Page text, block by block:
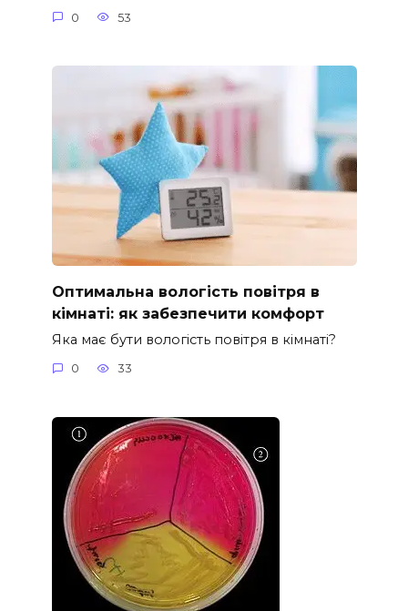
0 53
Оптимальна вологість повітря в
кімнаті: як забезпечити комфорт
Яка має бути вологість повітря в кімнаті?
0 33